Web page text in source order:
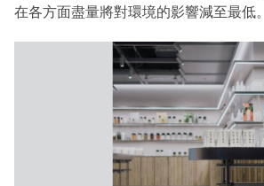
在各方面盡量將對環境的影響減至最低。